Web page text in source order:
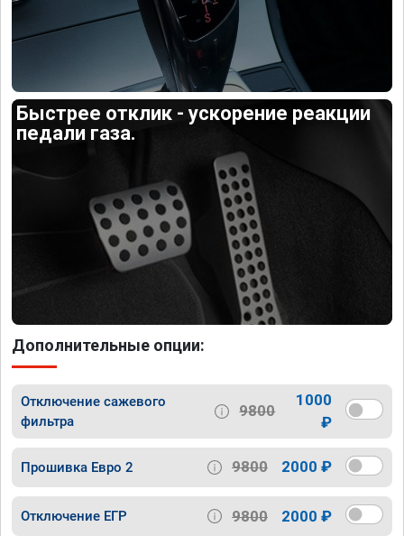
Быстрее отклик - ускорение реакции
педали газа.
Дополнительные опции:
Отключение сажевого
фильтра
9800
1000
₽
Прошивка Евро 2 9800 2000 ₽
Отключение ЕГР 9800 2000 ₽